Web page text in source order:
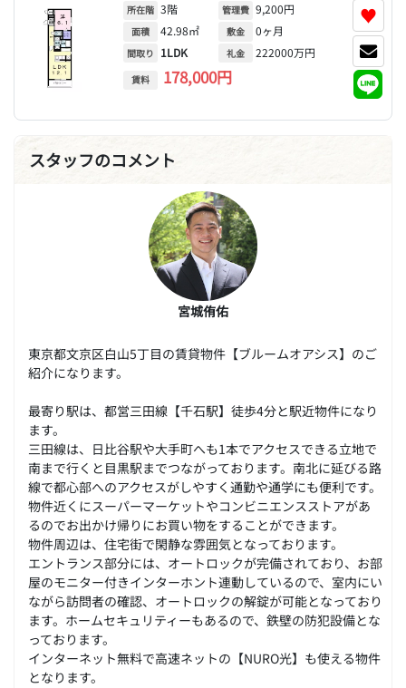
所在階 3階
面積 42.98㎡
間取り 1LDK
賃料 178,000円
管理費 9,200円
敷金 0ヶ月
礼金 222000万円
♥
スタッフのコメント
宮城侑佑
東京都文京区白山5丁目の賃貸物件【ブルームオアシス】のご
紹介になります。
最寄り駅は、都営三田線【千石駅】徒歩4分と駅近物件になり
ます。
三田線は、日比谷駅や大手町へも1本でアクセスできる立地で
南まで行くと目黒駅までつながっております。南北に延びる路
線で都心部へのアクセスがしやすく通勤や通学にも便利です。
物件近くにスーパーマーケットやコンビニエンスストアがあ
るのでお出かけ帰りにお買い物をすることができます。
物件周辺は、住宅街で閑静な雰囲気となっております。
エントランス部分には、オートロックが完備されており、お部
屋のモニター付きインターホント連動しているので、室内にい
ながら訪問者の確認、オートロックの解錠が可能となっており
ます。ホームセキュリティーもあるので、鉄壁の防犯設備とな
っております。
インターネット無料で高速ネットの【NURO光】も使える物件
となります。